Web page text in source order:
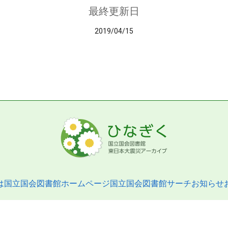
最終更新日
2019/04/15
国立国会図書館ホームページ国立国会図書館サーチお知らせ